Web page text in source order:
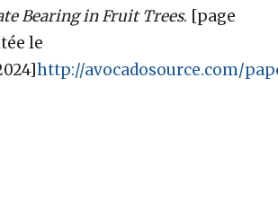
Bearing in Fruit Trees. [page
le
http://avocadosource.com/